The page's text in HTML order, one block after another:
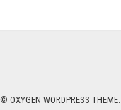
© OXYGEN WORDPRESS THEME.